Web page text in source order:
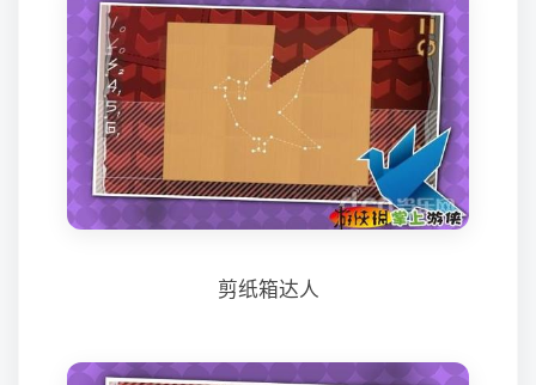
剪纸箱达人